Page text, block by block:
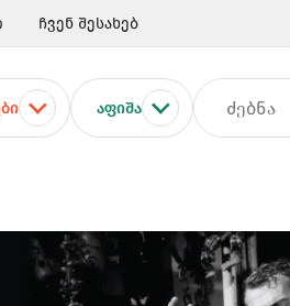
ჩვენ შესახებ
ᲐᲤᲘᲨᲐ